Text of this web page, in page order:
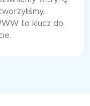
to klucz do